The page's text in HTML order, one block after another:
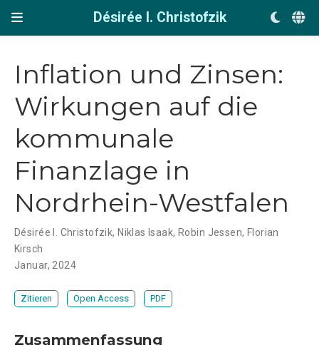
Désirée I. Christofzik
Inflation und Zinsen:
Wirkungen auf die
kommunale
Finanzlage in
Nordrhein-Westfalen
Désirée I. Christofzik, Niklas Isaak, Robin Jessen, Florian
Kirsch
Januar, 2024
Zitieren Open Access PDF
Zusammenfassung